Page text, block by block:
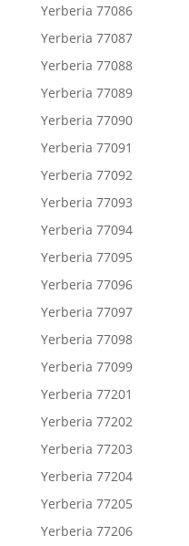
Yerberia 77086
Yerberia 77087
Yerberia 77088
Yerberia 77089
Yerberia 77090
Yerberia 77091
Yerberia 77092
Yerberia 77093
Yerberia 77094
Yerberia 77095
Yerberia 77096
Yerberia 77097
Yerberia 77098
Yerberia 77099
Yerberia 77201
Yerberia 77202
Yerberia 77203
Yerberia 77204
Yerberia 77205
Yerberia 77206